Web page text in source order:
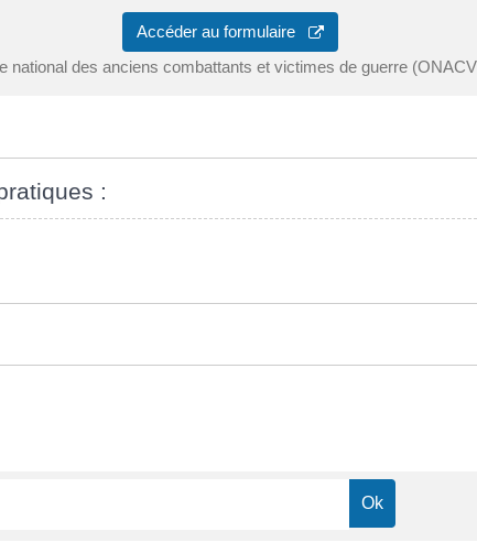
Accéder au formulaire
national des anciens combattants et victimes de guerre
: